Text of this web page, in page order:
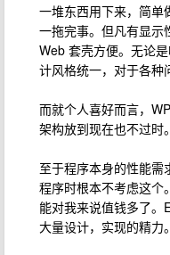
一堆东西用下来，简
一拖完事。但凡有显示
Web 套壳方便。无论
计风格统一，对于各种
而就个人喜好而言，
架构放到现在也不过时。
至于程序本身的性能需
程序时根本不考虑这个
能对我来说值钱多了
大量设计，实现的精力。